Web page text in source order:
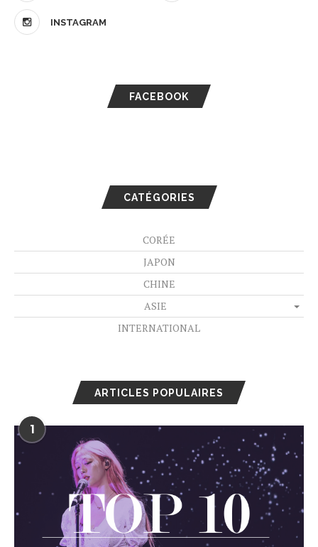
INSTAGRAM
FACEBOOK
CATÉGORIES
CORÉE
JAPON
CHINE
ASIE
INTERNATIONAL
ARTICLES POPULAIRES
1